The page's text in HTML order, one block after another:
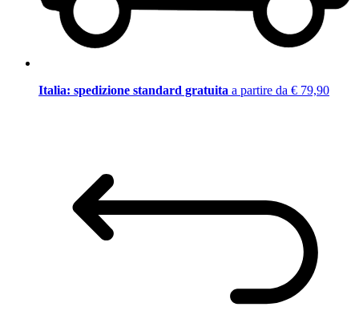
Italia: spedizione standard gratuita a partire da € 79,90